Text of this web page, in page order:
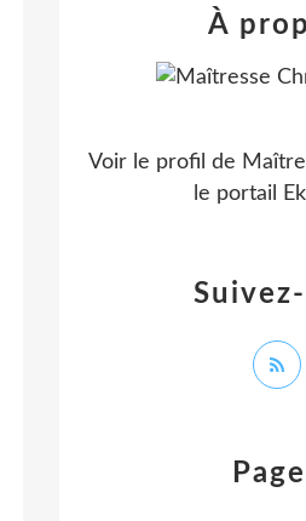
À
Voir le profil de
le portail